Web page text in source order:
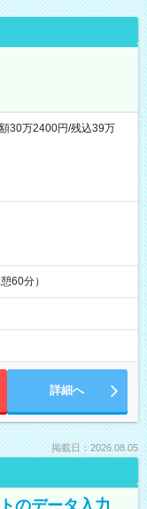
30万2400円/残込39万
60分）
詳細へ
掲載日：2026.08.05
のデータ入力